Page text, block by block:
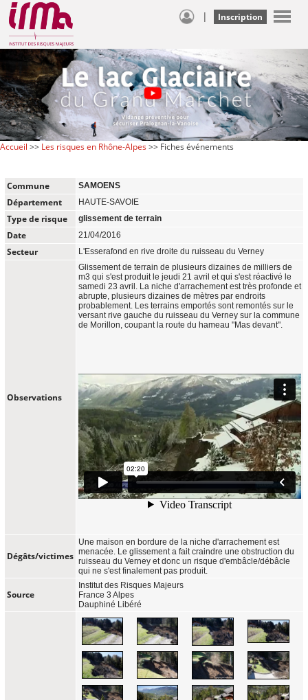
| Inscription
Accueil >> Les risques en Rhône-Alpes>> Fiches événements
Commune SAMOENS
Département HAUTE-SAVOIE
Type de risque glissement de terrain
Date 21/04/2016
Secteur L'Esserafond en rive droite du ruisseau du Verney
Observations
Glissement de terrain de plusieurs dizaines de milliers de
m3 qui s'est produit le jeudi 21 avril et qui s'est réactivé le
samedi 23 avril. La niche d'arrachement est très profonde et
abrupte, plusieurs dizaines de mètres par endroits
probablement. Les terrains emportés sont remontés sur le
versant rive gauche du ruisseau du Verney sur la commune
de Morillon, coupant la route du hameau "Mas devant".
Dégâts/victimes
Une maison en bordure de la niche d'arrachement est
menacée. Le glissement a fait craindre une obstruction du
ruisseau du Verney et donc un risque d'embâcle/débâcle
qui ne s'est finalement pas produit.
Source
Institut des Risques Majeurs
France 3 Alpes
Dauphiné Libéré